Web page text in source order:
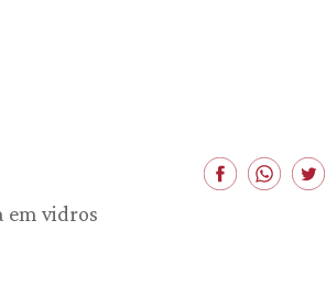
em vidros